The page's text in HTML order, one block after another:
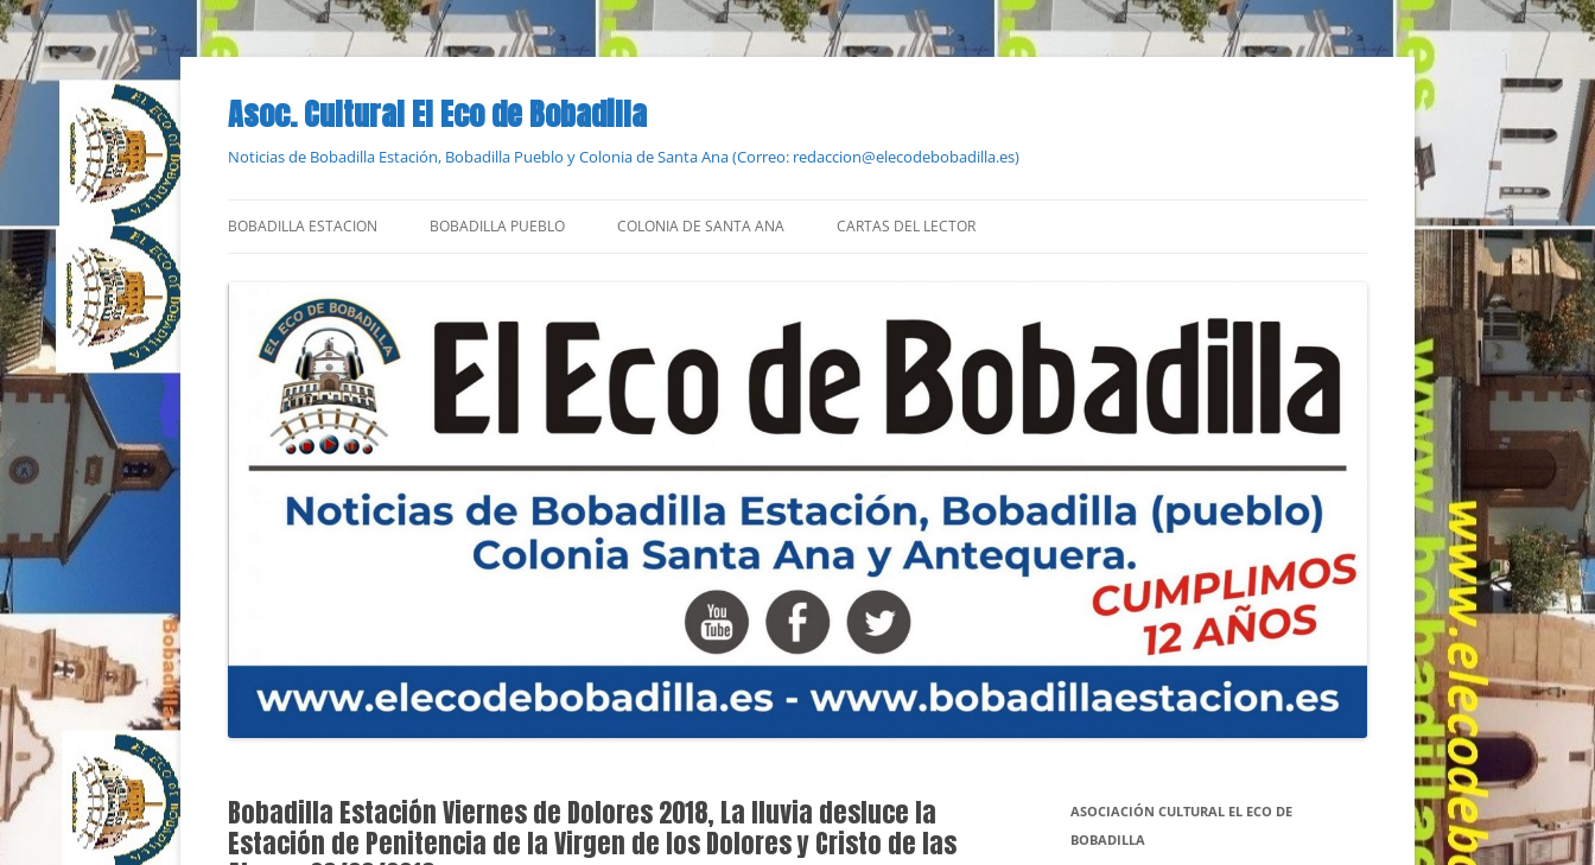
Saltar
contenido
Asoc. Cultural El Eco de Bobadilla
Noticias de Bobadilla Estación, Bobadilla Pueblo y Colonia de Santa Ana (Correo: redaccion@elecodebobadilla.es)
BOBADILLA ESTACION BOBADILLA PUEBLO COLONIA DE SANTA ANA CARTAS DEL LECTOR
Bobadilla Estación Viernes de Dolores 2018, La lluvia desluce la
Estación de Penitencia de la Virgen de los Dolores y Cristo de las
ASOCIACIÓN CULTURAL EL ECO DE
BOBADILLA